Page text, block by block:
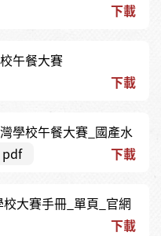
下載
午餐大賽
下載
學校午餐大賽_國產水
pdf 下載
大賽手冊_單頁_官網
下載